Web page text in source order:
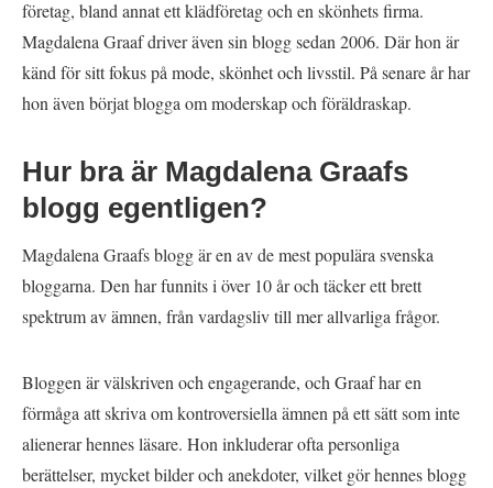
företag, bland annat ett klädföretag och en skönhets firma.
Magdalena Graaf driver även sin blogg sedan 2006. Där hon är
känd för sitt fokus på mode, skönhet och livsstil. På senare år har
hon även börjat blogga om moderskap och föräldraskap.
Hur bra är Magdalena Graafs
blogg egentligen?
Magdalena Graafs blogg är en av de mest populära svenska
bloggarna. Den har funnits i över 10 år och täcker ett brett
spektrum av ämnen, från vardagsliv till mer allvarliga frågor.
Bloggen är välskriven och engagerande, och Graaf har en
förmåga att skriva om kontroversiella ämnen på ett sätt som inte
alienerar hennes läsare. Hon inkluderar ofta personliga
berättelser, mycket bilder och anekdoter, vilket gör hennes blogg